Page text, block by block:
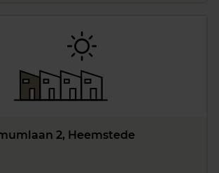
2, Heemstede